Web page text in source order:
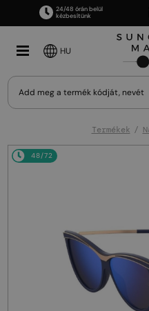
24/48 órán belül
kézbesítünk
HU
Termékek
48/72